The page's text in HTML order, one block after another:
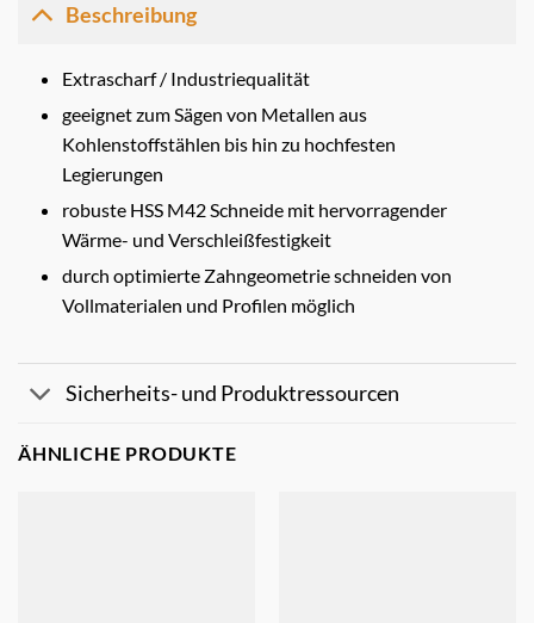
Beschreibung
Extrascharf / Industriequalität
geeignet zum Sägen von Metallen aus
Kohlenstoffstählen bis hin zu hochfesten
Legierungen
robuste HSS M42 Schneide mit hervorragender
Wärme- und Verschleißfestigkeit
durch optimierte Zahngeometrie schneiden von
Vollmaterialen und Profilen möglich
Sicherheits- und Produktressourcen
ÄHNLICHE PRODUKTE